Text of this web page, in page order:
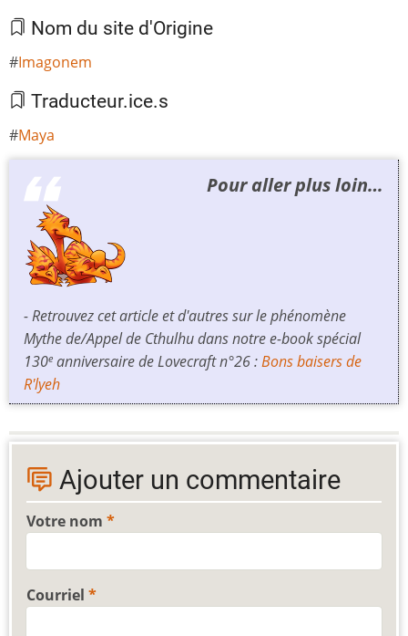
Nom du site d'Origine
Imagonem
Traducteur.ice.s
Maya
Pour aller plus loin…
- Retrouvez cet article et d'autres sur le phénomène
Mythe de/Appel de Cthulhu dans notre e-book spécial
130e anniversaire de Lovecraft n°26 :Bons baisers de
R'lyeh
Ajouter un commentaire
Votre nom
Courriel